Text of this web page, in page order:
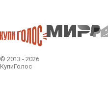
© 2013 - 2026
КупиГолос